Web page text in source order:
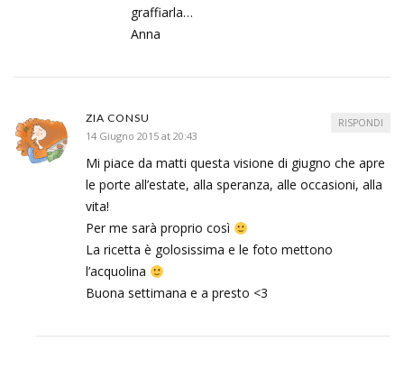
graffiarla…
Anna
ZIA CONSU
14 Giugno 2015 at 20:43
Mi piace da matti questa visione di giugno che apre
le porte all’estate, alla speranza, alle occasioni, alla
vita!
Per me sarà proprio così
La ricetta è golosissima e le foto mettono
l’acquolina
Buona settimana e a presto <3
RISPONDI